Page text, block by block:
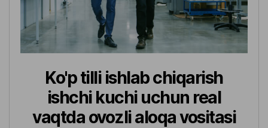
Ko'p tilli ishlab chiqarish
ishchi kuchi uchun real
vaqtda ovozli aloqa vositasi